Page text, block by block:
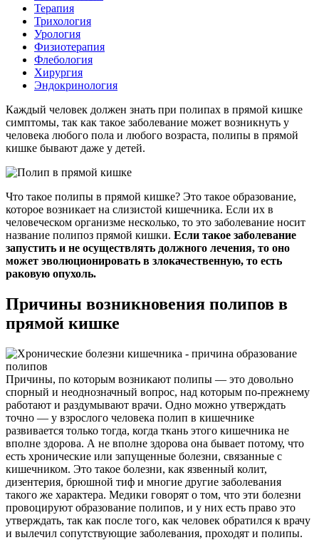
Терапия
Трихология
Урология
Физиотерапия
Флебология
Хирургия
Эндокринология
Каждый человек должен знать при полипах в прямой кишке
симптомы, так как такое заболевание может возникнуть у
человека любого пола и любого возраста, полипы в прямой
кишке бывают даже у детей.
Что такое полипы в прямой кишке? Это такое образование,
которое возникает на слизистой кишечника. Если их в
человеческом организме несколько, то это заболевание носит
название полипоз прямой кишки. Если такое заболевание
запустить и не осуществлять должного лечения, то оно
может эволюционировать в злокачественную, то есть
раковую опухоль.
Причины возникновения полипов в
прямой кишке
Причины, по которым возникают полипы — это довольно
спорный и неоднозначный вопрос, над которым по-прежнему
работают и раздумывают врачи. Одно можно утверждать
точно — у взрослого человека полип в кишечнике
развивается только тогда, когда ткань этого кишечника не
вполне здорова. А не вполне здорова она бывает потому, что
есть хронические или запущенные болезни, связанные с
кишечником. Это такое болезни, как язвенный колит,
дизентерия, брюшной тиф и многие другие заболевания
такого же характера. Медики говорят о том, что эти болезни
провоцируют образование полипов, и у них есть право это
утверждать, так как после того, как человек обратился к врачу
и вылечил сопутствующие заболевания, проходят и полипы.